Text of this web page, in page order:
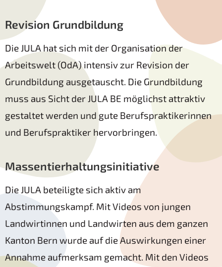
Revision Grundbildung
Die JULA hat sich mit der Organisation der
Arbeitswelt (OdA) intensiv zur Revision der
Grundbildung ausgetauscht. Die Grundbildung
muss aus Sicht der JULA BE möglichst attraktiv
gestaltet werden und gute Berufspraktikerinnen
und Berufspraktiker hervorbringen.
Massentierhaltungsinitiative
Die JULA beteiligte sich aktiv am
Abstimmungskampf. Mit Videos von jungen
Landwirtinnen und Landwirten aus dem ganzen
Kanton Bern wurde auf die Auswirkungen einer
Annahme aufmerksam gemacht. Mit den Videos